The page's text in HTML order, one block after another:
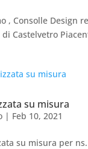
, Consolle Design
Castelvetro
su misura
| Feb 10, 2021
su misura per